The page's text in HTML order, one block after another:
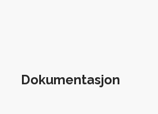
Dokumentasjon